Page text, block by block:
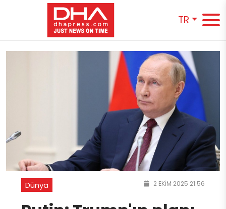
TR
Dünya 2 EKIM 2025 21:56